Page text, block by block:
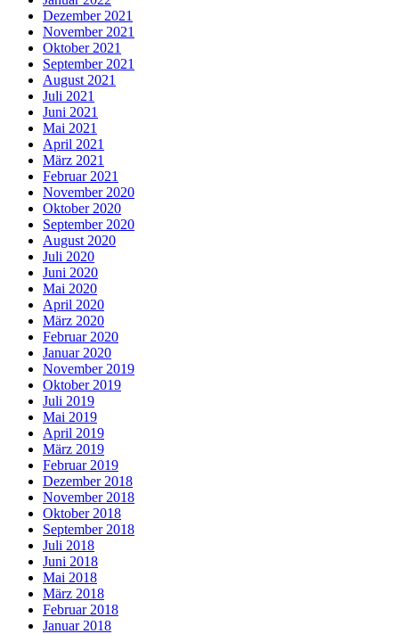
Dezember 2021
November 2021
Oktober 2021
September 2021
August 2021
Juli 2021
Juni 2021
Mai 2021
April 2021
März 2021
Februar 2021
November 2020
Oktober 2020
September 2020
August 2020
Juli 2020
Juni 2020
Mai 2020
April 2020
März 2020
Februar 2020
Januar 2020
November 2019
Oktober 2019
Juli 2019
Mai 2019
April 2019
März 2019
Februar 2019
Dezember 2018
November 2018
Oktober 2018
September 2018
Juli 2018
Juni 2018
Mai 2018
März 2018
Februar 2018
Januar 2018